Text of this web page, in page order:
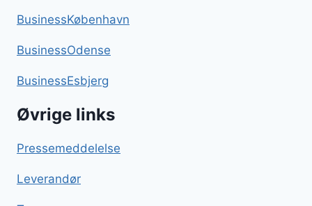
BusinessKøbenhavn
BusinessOdense
BusinessEsbjerg
Øvrige links
Pressemeddelelse
Leverandør